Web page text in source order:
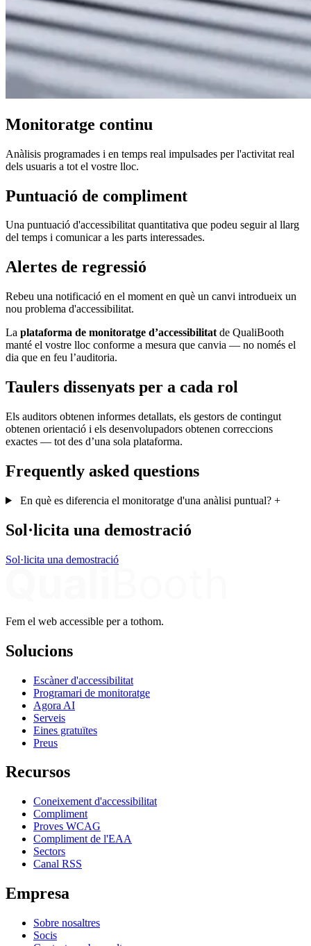
Monitoratge continu
Anàlisis programades i en temps real impulsades per l'activitat real
dels usuaris a tot el vostre lloc.
Puntuació de compliment
Una puntuació d'accessibilitat quantitativa que podeu seguir al llarg
del temps i comunicar a les parts interessades.
Alertes de regressió
Rebeu una notificació en el moment en què un canvi introdueix un
nou problema d'accessibilitat.
La plataforma de monitoratge d’accessibilitat de QualiBooth
manté el vostre lloc conforme a mesura que canvia — no només el
dia que en feu l’auditoria.
Taulers dissenyats per a cada rol
Els auditors obtenen informes detallats, els gestors de contingut
obtenen orientació i els desenvolupadors obtenen correccions
exactes — tot des d’una sola plataforma.
Frequently asked questions
En què es diferencia el monitoratge d'una anàlisi puntual? +
Sol·licita una demostració
Sol·licita una demostració
Fem el web accessible per a tothom.
Solucions
Escàner d'accessibilitat
Programari de monitoratge
Agora AI
Serveis
Eines gratuïtes
Preus
Recursos
Coneixement d'accessibilitat
Compliment
Proves WCAG
Compliment de l'EAA
Sectors
Canal RSS
Empresa
Sobre nosaltres
Socis